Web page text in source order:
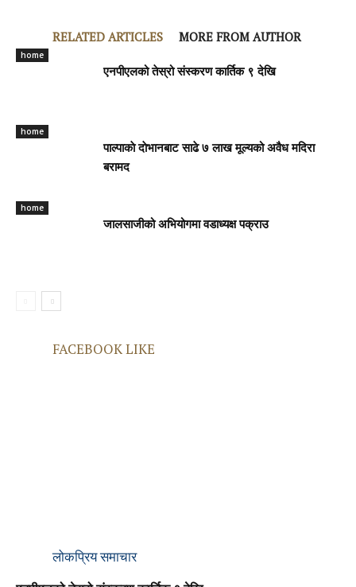
RELATED ARTICLES MORE FROM AUTHOR
home
एनपीएलको तेस्रो संस्करण कार्तिक ९ देखि
home
पाल्पाकाे दाेभानबाट साढे ७ लाख मूल्यको अवैध मदिरा
बरामद
home
जालसाजीको अभियोगमा वडाध्यक्ष पक्राउ
FACEBOOK LIKE
लोकप्रिय समाचार